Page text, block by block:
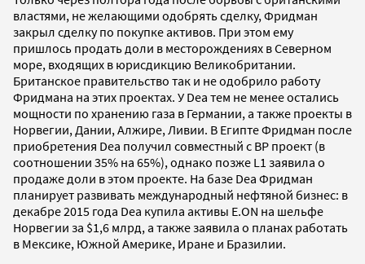
властями, не желающими одобрять сделку, Фридман
закрыл сделку по покупке активов. При этом ему
пришлось продать доли в месторождениях в Северном
море, входящих в юрисдикцию Великобритании.
Британское правительство так и не одобрило работу
Фридмана на этих проектах. У Dea тем не менее остались
мощности по хранению газа в Германии, а также проекты в
Норвегии, Дании, Алжире, Ливии. В Египте Фридман после
приобретения Dea получил совместный с ВР проект (в
соотношении 35% на 65%), однако позже L1 заявила о
продаже доли в этом проекте. На базе Dea Фридман
планирует развивать международный нефтяной бизнес: в
декабре 2015 года Dea купила активы E.ON на шельфе
Норвегии за $1,6 млрд, а также заявила о планах работать
в Мексике, Южной Америке, Иране и Бразилии.